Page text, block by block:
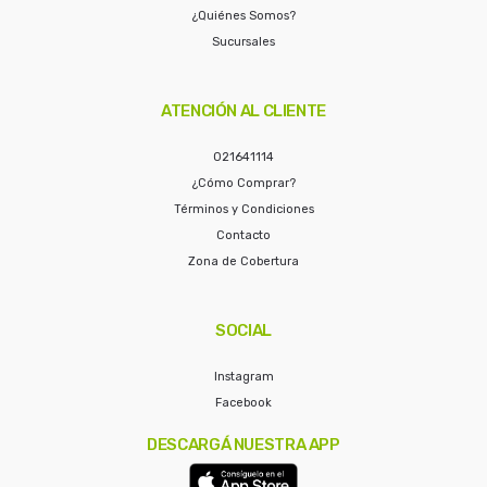
¿Quiénes Somos?
Sucursales
ATENCIÓN AL CLIENTE
021641114
¿Cómo Comprar?
Términos y Condiciones
Contacto
Zona de Cobertura
SOCIAL
Instagram
Facebook
DESCARGÁ NUESTRA APP